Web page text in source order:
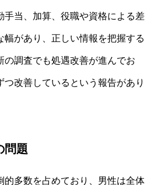
手当、加算、役職や資格による差
幅があり、正しい情報を把握する
の調査でも処遇改善が進んでお
つ改善しているという報告があり
問題
的多数を占めており、男性は全体